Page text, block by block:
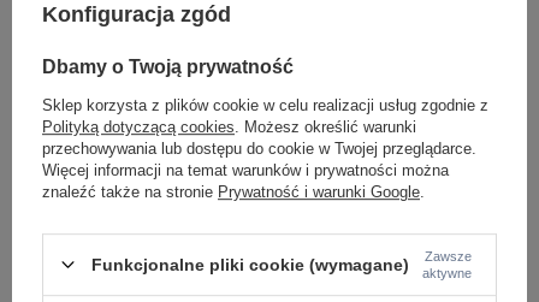
Potrzebujesz pomocy? Masz pytania lub
chcesz lepszą cenę?
Napisz do nas - doradzimy, odpowiemy
dopasowaną do Ciebie..
Napisz do nas
Konfiguracja zgód
Dbamy o Twoją prywatność
Sklep korzysta z plików cookie w celu realizacji usług zgodnie z
Polityką dotyczącą cookies . Możesz określić warunki
przechowywania lub dostępu do cookie w Twojej przeglądarce.
Więcej informacji na temat warunków i prywatności można
znaleźć także na stronie Prywatność i warunki Google
Funkcjonalne pliki cookie (wymagane)
Zawsze
aktywne